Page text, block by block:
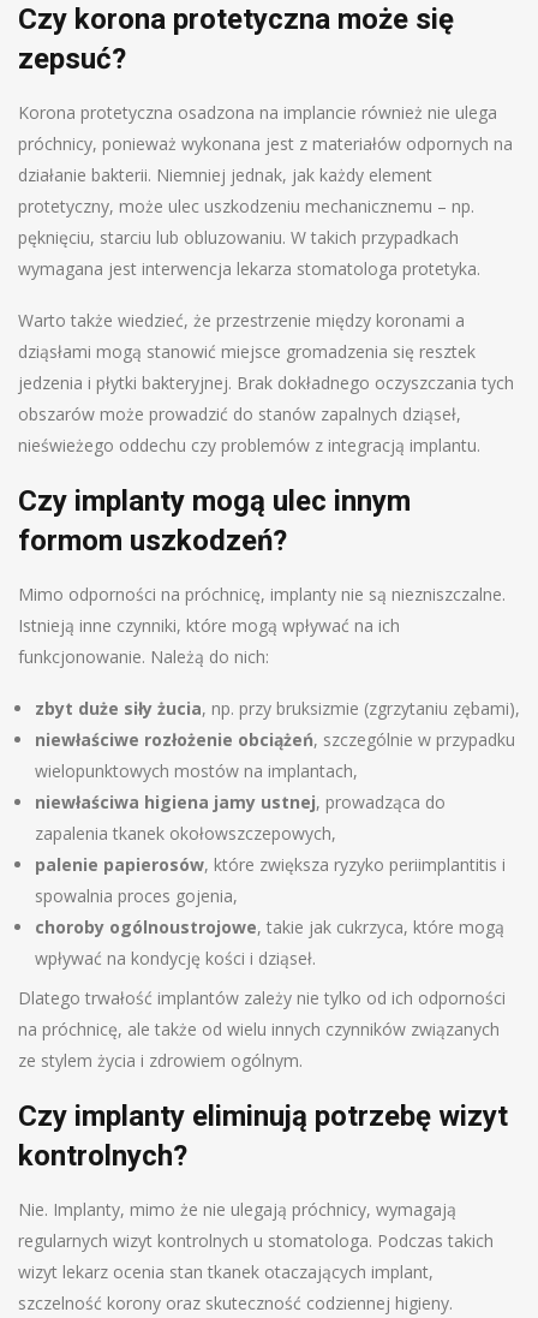
Czy korona protetyczna może się
zepsuć?
Korona protetyczna osadzona na implancie również nie ulega
próchnicy, ponieważ wykonana jest z materiałów odpornych na
działanie bakterii. Niemniej jednak, jak każdy element
protetyczny, może ulec uszkodzeniu mechanicznemu – np.
pęknięciu, starciu lub obluzowaniu. W takich przypadkach
wymagana jest interwencja lekarza stomatologa protetyka.
Warto także wiedzieć, że przestrzenie między koronami a
dziąsłami mogą stanowić miejsce gromadzenia się resztek
jedzenia i płytki bakteryjnej. Brak dokładnego oczyszczania tych
obszarów może prowadzić do stanów zapalnych dziąseł,
nieświeżego oddechu czy problemów z integracją implantu.
Czy implanty mogą ulec innym
formom uszkodzeń?
Mimo odporności na próchnicę, implanty nie są niezniszczalne.
Istnieją inne czynniki, które mogą wpływać na ich
funkcjonowanie. Należą do nich:
zbyt duże siły żucia, np. przy bruksizmie (zgrzytaniu zębami),
niewłaściwe rozłożenie obciążeń, szczególnie w przypadku
wielopunktowych mostów na implantach,
niewłaściwa higiena jamy ustnej, prowadząca do
zapalenia tkanek okołowszczepowych,
palenie papierosów, które zwiększa ryzyko periimplantitis i
spowalnia proces gojenia,
choroby ogólnoustrojowe, takie jak cukrzyca, które mogą
wpływać na kondycję kości i dziąseł.
Dlatego trwałość implantów zależy nie tylko od ich odporności
na próchnicę, ale także od wielu innych czynników związanych
ze stylem życia i zdrowiem ogólnym.
Czy implanty eliminują potrzebę wizyt
kontrolnych?
Nie. Implanty, mimo że nie ulegają próchnicy, wymagają
regularnych wizyt kontrolnych u stomatologa. Podczas takich
wizyt lekarz ocenia stan tkanek otaczających implant,
szczelność korony oraz skuteczność codziennej higieny.